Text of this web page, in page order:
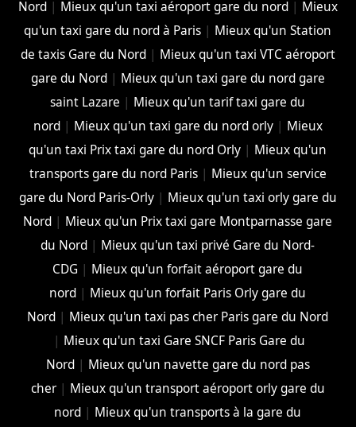
Nord| Mieux qu'un taxi aéroport gare du nord| Mieux
qu'un taxi gare du nord à Paris | Mieux qu'un Station
de taxis Gare du Nord| Mieux qu'un taxi VTC aéroport
gare du Nord| Mieux qu'un taxi gare du nord gare
saint Lazare | Mieux qu'un tarif taxi gare du
nord| Mieux qu'un taxi gare du nord orly| Mieux
qu'un taxi Prix taxi gare du nord Orly | Mieux qu'un
transports gare du nord Paris| Mieux qu'un service
gare du Nord Paris-Orly| Mieux qu'un taxi orly gare du
Nord | Mieux qu'un Prix taxi gare Montparnasse gare
du Nord | Mieux qu'un taxi privé Gare du Nord-
CDG | Mieux qu'un forfait aéroport gare du
nord | Mieux qu'un forfait Paris Orly gare du
Nord | Mieux qu'un taxi pas cher Paris gare du Nord
| Mieux qu'un taxi Gare SNCF Paris Gare du
Nord| Mieux qu'un navette gare du nord pas
cher| Mieux qu'un transport aéroport orly gare du
nord | Mieux qu'un transports à la gare du